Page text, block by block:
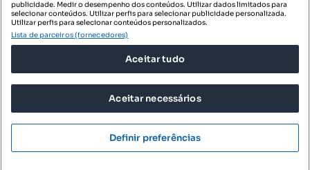
DESCARREGAR NA:
© 2026 Imovirtual.com, OLX Portugal, S.A.
TERMOS DE UTILIZAÇÃO
POLÍTICA DE PRIVACIDADE
CONFIGURAÇÕES DE PRIVACIDADE
publicidade. Medir o desempenho dos conteúdos. Utilizar dados limitados para
selecionar conteúdos. Utilizar perfis para selecionar publicidade personalizada.
Utilizar perfis para selecionar conteúdos personalizados.
Lista de parceiros (fornecedores)
Aceitar tudo
Aceitar necessários
Definir preferências